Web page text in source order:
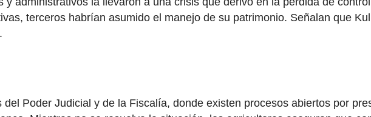
terceros habrían asumido el manejo de su patrimonio. Señalan que
Poder Judicial y de la Fiscalía, donde existen procesos abiertos por